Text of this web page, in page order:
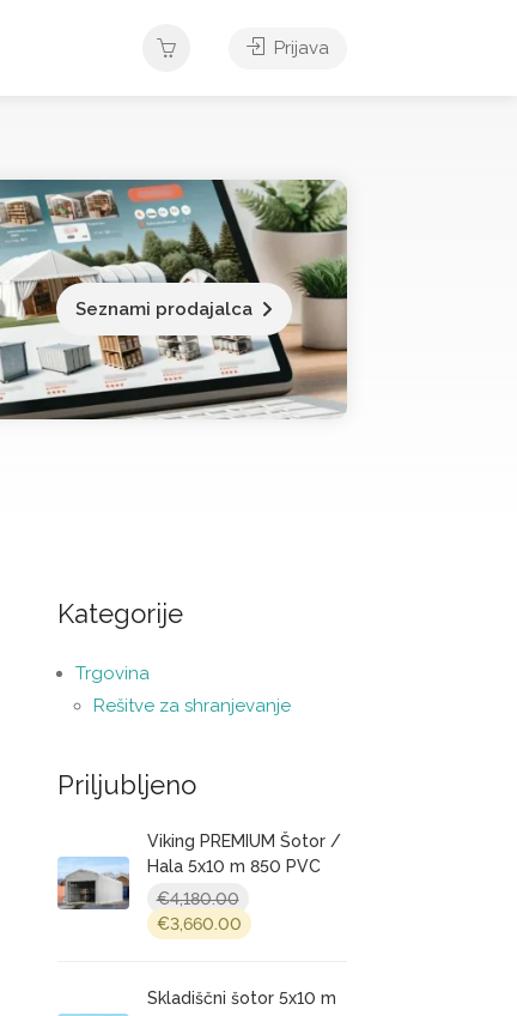
Prijava
Seznami prodajalca
Kategorije
Trgovina
Rešitve za shranjevanje
Priljubljeno
Viking PREMIUM Šotor /
Hala 5x10 m 850 PVC
€4,180.00
Original
€4,180.00.
€3,660.00 Current
€3,660.00.
Skladiščni šotor 5x10 m